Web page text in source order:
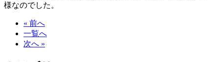
様なのでした。
« 前へ
一覧へ
次へ »